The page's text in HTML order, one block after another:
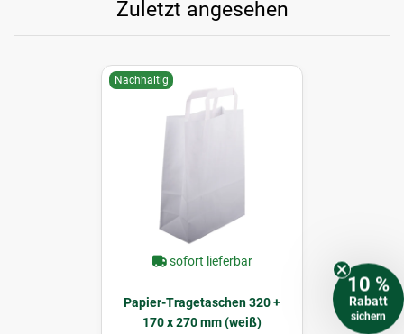
Zuletzt angesehen
Nachhaltig
sofort lieferbar
Papier-Tragetaschen 320 +
170 x 270 mm (weiß)
10 %
Rabatt
sichern